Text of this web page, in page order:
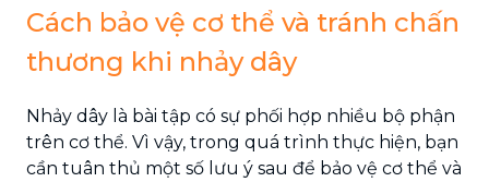
Cách bảo vệ cơ thể và tránh chấn
thương khi nhảy dây
Nhảy dây là bài tập có sự phối hợp nhiều bộ phận
trên cơ thể. Vì vậy, trong quá trình thực hiện, bạn
cần tuân thủ một số lưu ý sau để bảo vệ cơ thể và